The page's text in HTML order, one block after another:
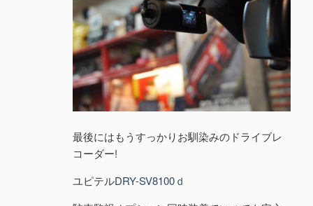
最後にはもうすっかりお馴染みのドライブレ
コーダー!
ユピテルDRY-SV8100ｄ